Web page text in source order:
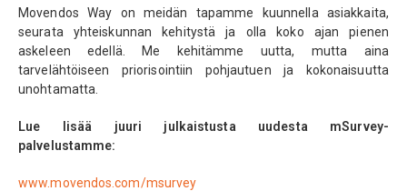
Movendos Way on meidän tapamme kuunnella asiakkaita,
seurata yhteiskunnan kehitystä ja olla koko ajan pienen
askeleen edellä. Me kehitämme uutta, mutta aina
tarvelähtöiseen priorisointiin pohjautuen ja kokonaisuutta
unohtamatta.
Lue lisää juuri julkaistusta uudesta mSurvey-
palvelustamme:
www.movendos.com/msurvey